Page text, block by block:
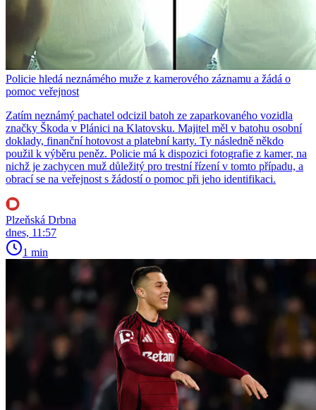
Policie hledá neznámého muže z kamerového záznamu a žádá o
pomoc veřejnost
Zatím neznámý pachatel odcizil batoh ze zaparkovaného vozidla
značky Škoda v Plánici na Klatovsku. Majitel měl v batohu osobní
doklady, finanční hotovost a platební karty. Ty následně někdo
použil k výběru peněz. Policie má k dispozici fotografie z kamer, na
nichž je zachycen muž důležitý pro trestní řízení v tomto případu, a
obrací se na veřejnost s žádostí o pomoc při jeho identifikaci.
Plzeňská Drbna
dnes, 11:57
1 min